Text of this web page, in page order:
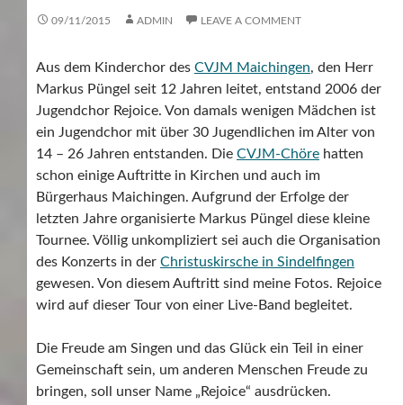
09/11/2015 ADMIN LEAVE A COMMENT
Aus dem Kinderchor des CVJM Maichingen, den Herr
Markus Püngel seit 12 Jahren leitet, entstand 2006 der
Jugendchor Rejoice. Von damals wenigen Mädchen ist
ein Jugendchor mit über 30 Jugendlichen im Alter von
14 – 26 Jahren entstanden. Die CVJM-Chöre hatten
schon einige Auftritte in Kirchen und auch im
Bürgerhaus Maichingen. Aufgrund der Erfolge der
letzten Jahre organisierte Markus Püngel diese kleine
Tournee. Völlig unkompliziert sei auch die Organisation
des Konzerts in der Christuskirsche in Sindelfingen
gewesen. Von diesem Auftritt sind meine Fotos. Rejoice
wird auf dieser Tour von einer Live-Band begleitet.
Die Freude am Singen und das Glück ein Teil in einer
Gemeinschaft sein, um anderen Menschen Freude zu
bringen, soll unser Name „Rejoice“ ausdrücken.